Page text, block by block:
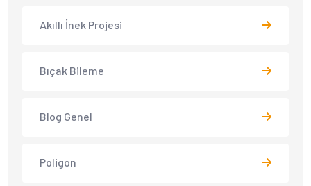
Akıllı İnek Projesi
Bıçak Bileme
Blog Genel
Poligon